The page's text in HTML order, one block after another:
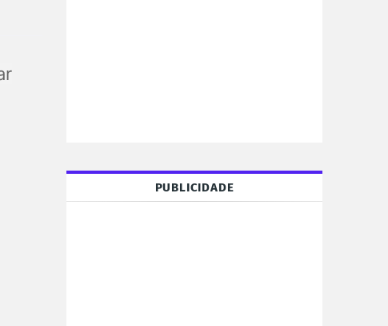
PUBLICIDADE